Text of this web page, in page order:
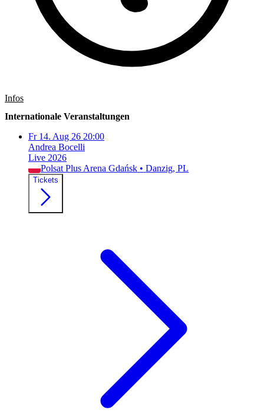
Infos
Internationale Veranstaltungen
Fr 14. Aug 26 20:00
Andrea Bocelli
Live 2026
Polsat Plus Arena Gdańsk • Danzig, PL
Tickets